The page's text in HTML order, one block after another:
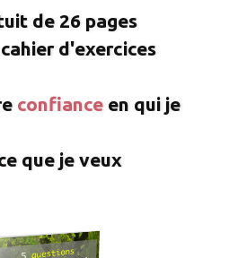
de 26 pages
d'exercices
confiance en qui je
que je veux